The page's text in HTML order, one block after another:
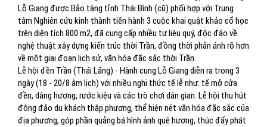
Lỗ Giang được Bảo tàng tỉnh Thái Bình (cũ) phối hợp với Trung
tâm Nghiên cứu kinh thành tiến hành 3 cuộc khai quật khảo cổ học
trên diện tích 800 m2, đã cung cấp nhiều tư liệu quý, độc đáo về
nghệ thuật xây dựng kiến trúc thời Trần, đồng thời phản ánh rõ hơn
về một giai đoạn lịch sử, văn hóa đặc sắc thời Trần.
Lễ hội đền Trần (Thái Lăng) - Hành cung Lỗ Giang diễn ra trong 3
ngày (18 - 20/8 âm lịch) với nhiều nghi thức tế lễ như: tế mở cửa
đền, dâng hương, rước kiệu và các trò chơi dân gian. Lễ hội thu hút
đông đảo du khách thập phương, thể hiện nét văn hóa đặc sắc của
địa phương, góp phần quảng bá hình ảnh quê hương, thúc đẩy phát